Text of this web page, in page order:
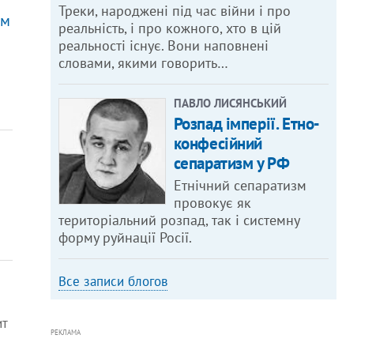
Треки, народжені під час війни і про
реальність, і про кожного, хто в цій
реальності існує. Вони наповнені
словами, якими говорить…
ПАВЛО ЛИСЯНСЬКИЙ
Розпад імперії. Етно-
конфесійний
сепаратизм у РФ
Етнічний сепаратизм
провокує як
територіальний розпад, так і системну
форму руйнації Росії.
Все записи блогов
РЕКЛАМА